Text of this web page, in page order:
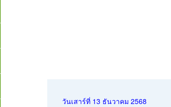
วันเสาร์ที่ 13 ธันวาคม 2568